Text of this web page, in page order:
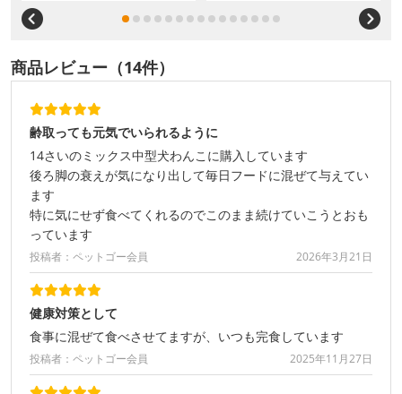
商品レビュー（14件）
齢取っても元気でいられるように
14さいのミックス中型犬わんこに購入しています
後ろ脚の衰えが気になり出して毎日フードに混ぜて与えてい
ます
特に気にせず食べてくれるのでこのまま続けていこうとおも
っています
投稿者：ペットゴー会員 2026年3月21日
健康対策として
食事に混ぜて食べさせてますが、いつも完食しています
投稿者：ペットゴー会員 2025年11月27日